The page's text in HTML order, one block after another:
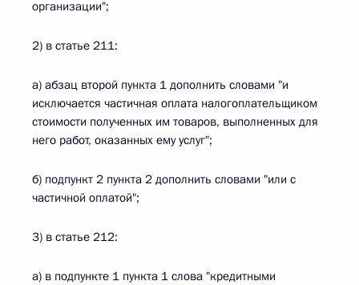
организации";
2) в статье 211:
а) абзац второй пункта 1 дополнить словами "и
исключается частичная оплата налогоплательщиком
стоимости полученных им товаров, выполненных для
него работ, оказанных ему услуг";
б) подпункт 2 пункта 2 дополнить словами "или с
частичной оплатой";
3) в статье 212:
а) в подпункте 1 пункта 1 слова "кредитными